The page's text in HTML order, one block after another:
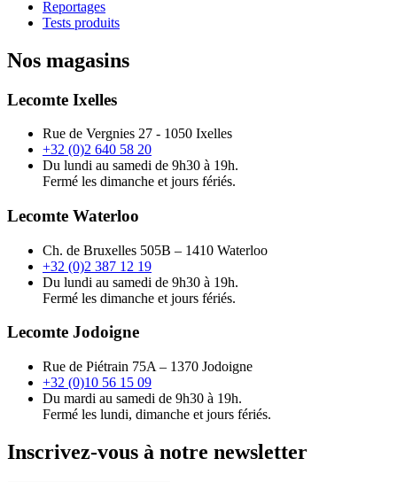
Reportages
Tests produits
Nos magasins
Lecomte Ixelles
Rue de Vergnies 27 - 1050 Ixelles
+32 (0)2 640 58 20
Du lundi au samedi de 9h30 à 19h.
Fermé les dimanche et jours fériés.
Lecomte Waterloo
Ch. de Bruxelles 505B – 1410 Waterloo
+32 (0)2 387 12 19
Du lundi au samedi de 9h30 à 19h.
Fermé les dimanche et jours fériés.
Lecomte Jodoigne
Rue de Piétrain 75A – 1370 Jodoigne
+32 (0)10 56 15 09
Du mardi au samedi de 9h30 à 19h.
Fermé les lundi, dimanche et jours fériés.
Inscrivez-vous à notre newsletter